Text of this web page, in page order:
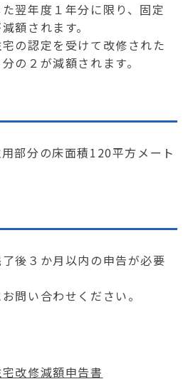
翌年度１年分に限り、固定
額されます。
の認定を受けて改修された
の２が減額されます。
部分の床面積120平方メート
後３か月以内の申告が必要
問い合わせください。
改修減額申告書